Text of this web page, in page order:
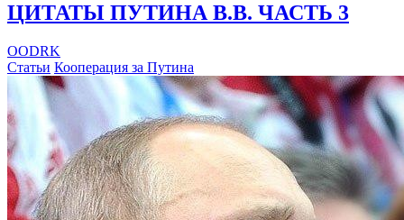
ЦИТАТЫ ПУТИНА В.В. ЧАСТЬ 3
OODRK
Статьи Кооперация за Путина